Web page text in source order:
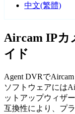
中文(繁體)
Aircam IPカ
イド
Agent DVRで
ソフトウェアには
ットアップウィザ
互換性により、プ